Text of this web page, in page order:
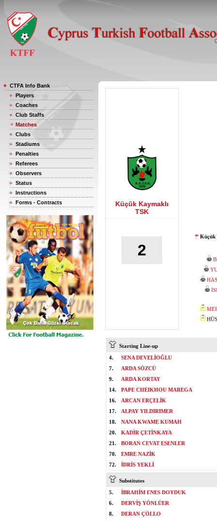
CTFA Info Bank
Players
Coaches
Club Staffs
Matches
Clubs
Stadiums
Penalties
Referees
Observers
Status
Instructions
Forms - Contracts
Küçük Kaymaklı
TSK
2
Küçük
Starting Line-up
4.
SENA DEVELİOĞLU
7.
ARDA SÖZCÜ
9.
ARDA KORTAY
14.
PAPE CHEIKHOU MAREGA
16.
ARCAN ERÇELİK
17.
ALPAY YILDIRIMER
18.
NANA KWAME KUMAH
20.
KADİR ÇETİNKAYA
21.
BORAN CEVAT ESENLER
70.
EMRE NAZİK
72.
İDRİS YEKLİ
Substitutes
5.
İBRAHİM ENES DOYDUK
6.
DERVİŞ YÖNLÜER
8.
DERAN ÇÖLLO